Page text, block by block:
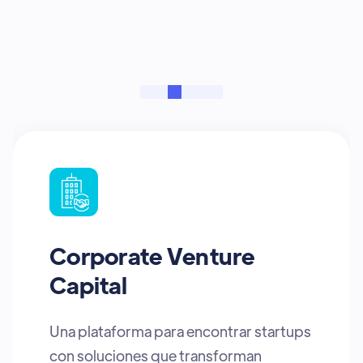
Corporate Venture
Capital
Una plataforma para encontrar startups
con soluciones que transforman